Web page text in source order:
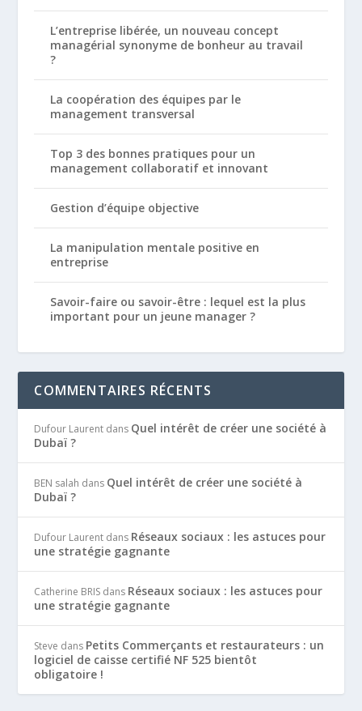
L’entreprise libérée, un nouveau concept
managérial synonyme de bonheur au travail
?
La coopération des équipes par le
management transversal
Top 3 des bonnes pratiques pour un
management collaboratif et innovant
Gestion d’équipe objective
La manipulation mentale positive en
entreprise
Savoir-faire ou savoir-être : lequel est la plus
important pour un jeune manager ?
COMMENTAIRES RÉCENTS
Dufour Laurent dans Quel intérêt de créer une société à
Dubaï ?
BEN salah dans Quel intérêt de créer une société à
Dubaï ?
Dufour Laurent dans Réseaux sociaux : les astuces pour
une stratégie gagnante
Catherine BRIS dans Réseaux sociaux : les astuces pour
une stratégie gagnante
Steve dans Petits Commerçants et restaurateurs : un
logiciel de caisse certifié NF 525 bientôt
obligatoire !